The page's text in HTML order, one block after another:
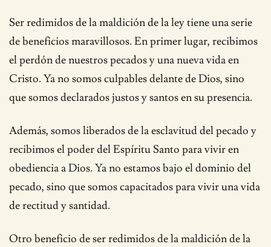
Ser redimidos de la maldición de la ley tiene una serie
de beneficios maravillosos. En primer lugar, recibimos
el perdón de nuestros pecados y una nueva vida en
Cristo. Ya no somos culpables delante de Dios, sino
que somos declarados justos y santos en su presencia.
Además, somos liberados de la esclavitud del pecado y
recibimos el poder del Espíritu Santo para vivir en
obediencia a Dios. Ya no estamos bajo el dominio del
pecado, sino que somos capacitados para vivir una vida
de rectitud y santidad.
Otro beneficio de ser redimidos de la maldición de la